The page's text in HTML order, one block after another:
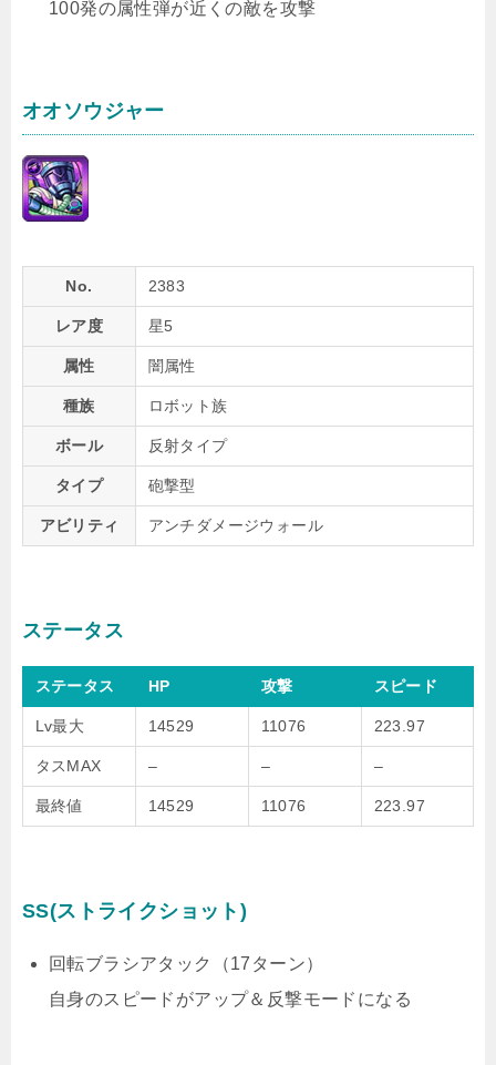
100発の属性弾が近くの敵を攻撃
オオソウジャー
No. 2383
レア度 星5
属性 闇属性
種族 ロボット族
ボール 反射タイプ
タイプ 砲撃型
アビリティ アンチダメージウォール
ステータス
ステータス HP 攻撃 スピード
Lv最大 14529 11076 223.97
タスMAX – – –
最終値 14529 11076 223.97
SS(ストライクショット)
回転ブラシアタック（17ターン）
自身のスピードがアップ＆反撃モードになる